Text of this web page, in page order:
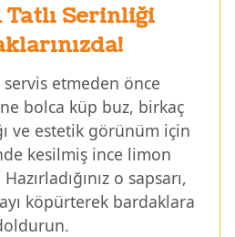
Tatlı Serinliği
servis etmeden önce
bolca küp buz, birkaç
ve estetik görünüm için
kesilmiş ince limon
o sapsarı,
köpürterek bardaklara